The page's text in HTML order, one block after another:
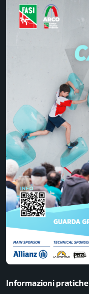
Informazioni pratiche